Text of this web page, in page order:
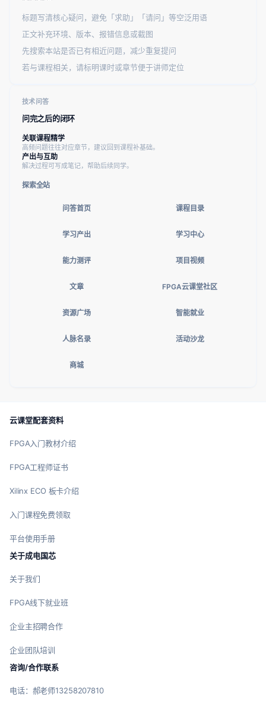
标题写清核心疑问，避免「求助」「请问」等空泛用语
正文补充环境、版本、报错信息或截图
先搜索本站是否已有相近问题，减少重复提问
若与课程相关，请标明课时或章节便于讲师定位
技术问答
问完之后的闭环
关联课程精学
高频问题往往对应章节，建议回到课程补基础。
产出与互助
解决过程可写成笔记，帮助后续同学。
探索全站
问答首页 课程目录
学习产出 学习中心
能力测评 项目视频
文章 FPGA云课堂社区
资源广场 智能就业
人脉名录 活动沙龙
商城
云课堂配套资料
FPGA入门教材介绍
FPGA工程师证书
Xilinx ECO 板卡介绍
入门课程免费领取
平台使用手册
关于成电国芯
关于我们
FPGA线下就业班
企业主招聘合作
企业团队培训
咨询/合作联系
电话：郝老师13258207810